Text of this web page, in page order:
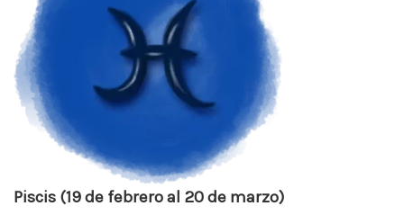
Piscis (19 de febrero al 20 de marzo)